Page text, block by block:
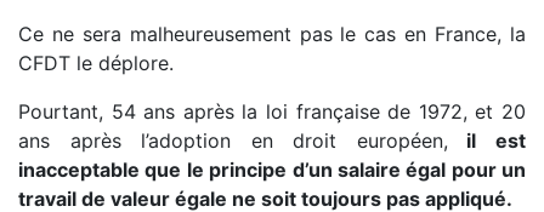
Ce ne sera malheureusement pas le cas en France, la
CFDT le déplore.
Pourtant, 54 ans après la loi française de 1972, et 20
ans après l’adoption en droit européen, il est
inacceptable que le principe d’un salaire égal pour un
travail de valeur égale ne soit toujours pas appliqué.